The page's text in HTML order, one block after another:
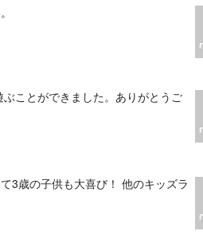
ことができました。ありがとうご
3歳の子供も大喜び！ 他のキッズラ